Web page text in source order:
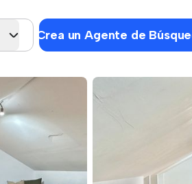
Crea un Agente de